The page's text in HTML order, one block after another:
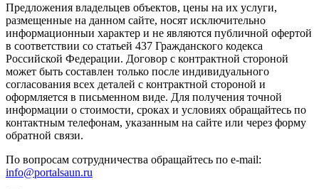
Предложения владельцев объектов, цены на их услуги,
размещенные на данном сайте, носят исключительно
информационныи характер и не являются публичной офертой
в соответствии со статьей 437 Гражданского кодекса
Российской Федерации. Договор с контрактной стороной
может быть составлен только после индивидуального
согласования всех деталей с контрактной стороной и
оформляется в письменном виде. Для получения точной
информации о стоимости, сроках и условиях обращайтесь по
контактным телефонам, указанным на сайте или через форму
обратной связи.
По вопросам сотрудничества обращайтесь по e-mail:
info@portalsaun.ru